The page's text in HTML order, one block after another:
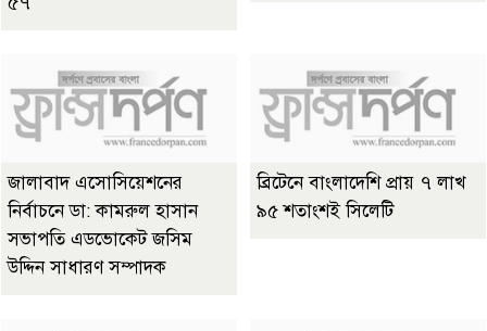
জালাবাদ এসোসিয়েশনের
নির্বাচনে ডা: কামরুল হাসান
সভাপতি এডভোকেট জসিম
উদ্দিন সাধারণ সম্পাদক
ব্রিটেনে বাংলাদেশি প্রায় ৭ লাখ
৯৫ শতাংশই সিলেটি